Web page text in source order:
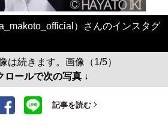
）さんのインスタグ
は続きます。画像（1/5）
ロールで次の写真 ↓
記事を読む